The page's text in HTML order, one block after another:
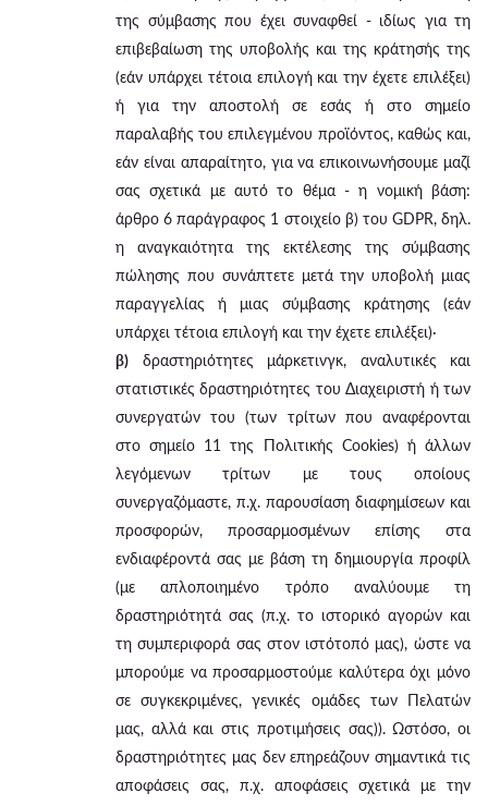
της σύμβασης που έχει συναφθεί - ιδίως για τη
επιβεβαίωση της υποβολής και της κράτησής της
(εάν υπάρχει τέτοια επιλογή και την έχετε επιλέξει)
ή για την αποστολή σε εσάς ή στο σημείο
παραλαβής του επιλεγμένου προϊόντος, καθώς και,
εάν είναι απαραίτητο, για να επικοινωνήσουμε μαζί
σας σχετικά με αυτό το θέμα - η νομική βάση:
άρθρο 6 παράγραφος 1 στοιχείο β) του GDPR, δηλ.
η αναγκαιότητα της εκτέλεσης της σύμβασης
πώλησης που συνάπτετε μετά την υποβολή μιας
παραγγελίας ή μιας σύμβασης κράτησης (εάν
υπάρχει τέτοια επιλογή και την έχετε επιλέξει)·
β) δραστηριότητες μάρκετινγκ, αναλυτικές και
στατιστικές δραστηριότητες του Διαχειριστή ή των
συνεργατών του (των τρίτων που αναφέρονται
στο σημείο 11 της Πολιτικής Cookies) ή άλλων
λεγόμενων τρίτων με τους οποίους
συνεργαζόμαστε, π.χ. παρουσίαση διαφημίσεων και
προσφορών, προσαρμοσμένων επίσης στα
ενδιαφέροντά σας με βάση τη δημιουργία προφίλ
(με απλοποιημένο τρόπο αναλύουμε τη
δραστηριότητά σας (π.χ. το ιστορικό αγορών και
τη συμπεριφορά σας στον ιστότοπό μας), ώστε να
μπορούμε να προσαρμοστούμε καλύτερα όχι μόνο
σε συγκεκριμένες, γενικές ομάδες των Πελατών
μας, αλλά και στις προτιμήσεις σας)). Ωστόσο, οι
δραστηριότητες μας δεν επηρεάζουν σημαντικά τις
αποφάσεις σας, π.χ. αποφάσεις σχετικά με την